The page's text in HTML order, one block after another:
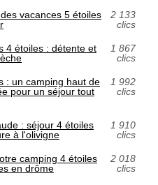
vacances 5 étoiles
2 133
clics
4 étoiles : détente et
1 867
clics
: un camping haut de
pour un séjour tout
1 992
clics
: séjour 4 étoiles
à l'olivigne
1 910
clics
camping 4 étoiles
en drôme
2 018
clics